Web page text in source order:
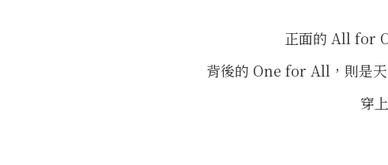
正面的 All for
背後的 One for All，則是天
穿